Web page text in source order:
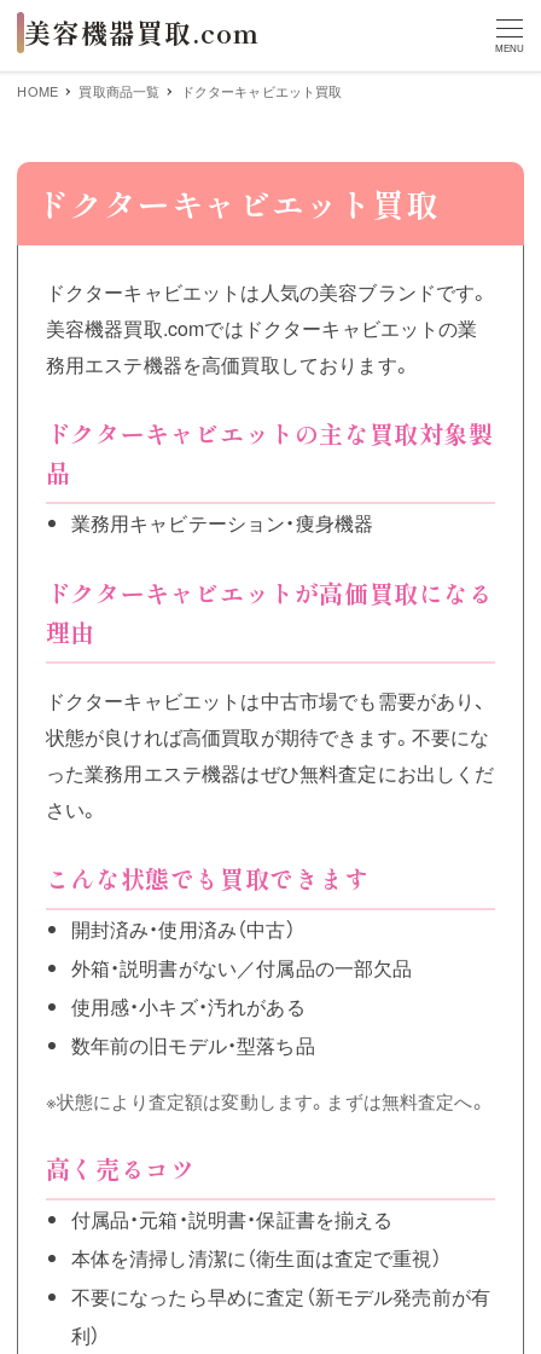
MENU
HOME 買取商品一覧 ドクターキャビエット買取
ドクターキャビエット買取
ドクターキャビエットは人気の美容ブランドです。
美容機器買取.comではドクターキャビエットの業
務用エステ機器を高価買取しております。
ドクターキャビエットの主な買取対象製
品
業務用キャビテーション・痩身機器
ドクターキャビエットが高価買取になる
理由
ドクターキャビエットは中古市場でも需要があり、
状態が良ければ高価買取が期待できます。不要にな
った業務用エステ機器はぜひ無料査定にお出しくだ
さい。
こんな状態でも買取できます
開封済み・使用済み（中古）
外箱・説明書がない／付属品の一部欠品
使用感・小キズ・汚れがある
数年前の旧モデル・型落ち品
※状態により査定額は変動します。まずは無料査定へ。
高く売るコツ
付属品・元箱・説明書・保証書を揃える
本体を清掃し清潔に（衛生面は査定で重視）
不要になったら早めに査定（新モデル発売前が有
利）